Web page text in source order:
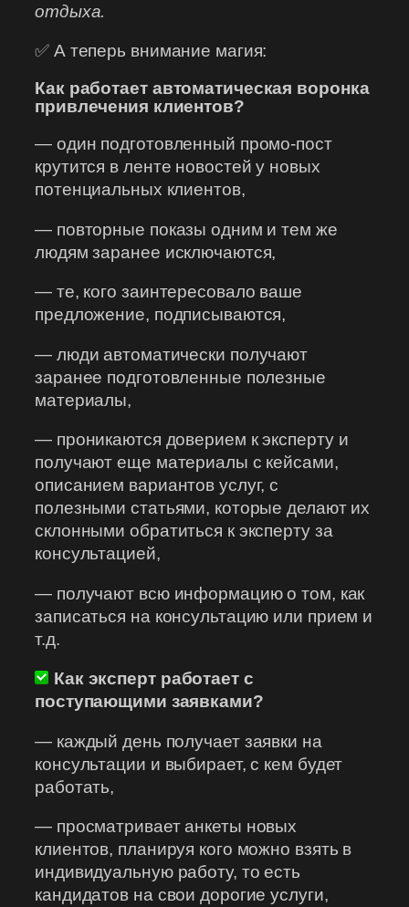
отдыха.
✅ А теперь внимание магия:
Как работает автоматическая воронка
привлечения клиентов?
— один подготовленный промо-пост
крутится в ленте новостей у новых
потенциальных клиентов,
— повторные показы одним и тем же
людям заранее исключаются,
— те, кого заинтересовало ваше
предложение, подписываются,
— люди автоматически получают
заранее подготовленные полезные
материалы,
— проникаются доверием к эксперту и
получают еще материалы с кейсами,
описанием вариантов услуг, с
полезными статьями, которые делают их
склонными обратиться к эксперту за
консультацией,
— получают всю информацию о том, как
записаться на консультацию или прием и
т.д.
Как эксперт работает с
поступающими заявками?
— каждый день получает заявки на
консультации и выбирает, с кем будет
работать,
— просматривает анкеты новых
клиентов, планируя кого можно взять в
индивидуальную работу, то есть
кандидатов на свои дорогие услуги,